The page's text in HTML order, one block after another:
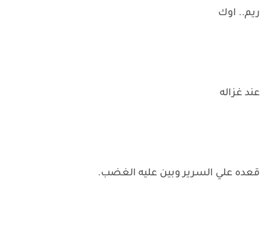
ريم.. اوك
عند غزاله
قعده علي السرير وبين عليه الغضب.